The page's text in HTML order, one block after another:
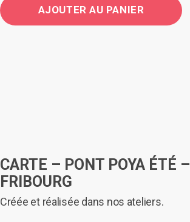
AJOUTER AU PANIER
CARTE – PONT POYA ÉTÉ –
FRIBOURG
Créée et réalisée dans nos ateliers.